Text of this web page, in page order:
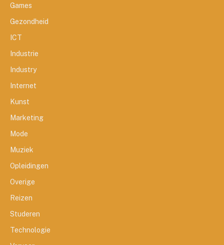
Games
Gezondheid
ICT
Industrie
Industry
Internet
Kunst
Marketing
Mode
Muziek
Opleidingen
Overige
Reizen
Studeren
Technologie